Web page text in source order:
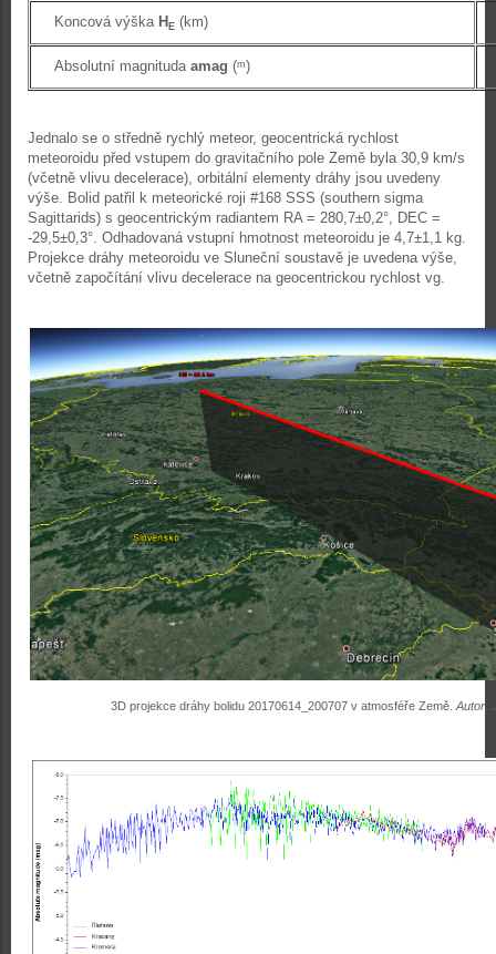
Koncová výška H E (km)
Absolutní magnituda amag (m)
Jednalo se o středně rychlý meteor, geocentrická rychlost
meteoroidu před vstupem do gravitačního pole Země byla 30,9 km/s
(včetně vlivu decelerace), orbitální elementy dráhy jsou uvedeny
výše. Bolid patřil k meteorické roji #168 SSS (southern sigma
Sagittarids) s geocentrickým radiantem RA = 280,7±0,2°, DEC =
-29,5±0,3°. Odhadovaná vstupní hmotnost meteoroidu je 4,7±1,1 kg.
Projekce dráhy meteoroidu ve Sluneční soustavě je uvedena výše,
včetně započítání vlivu decelerace na geocentrickou rychlost vg.
3D projekce dráhy bolidu 20170614_200707 v atmosféře Země. Autor: